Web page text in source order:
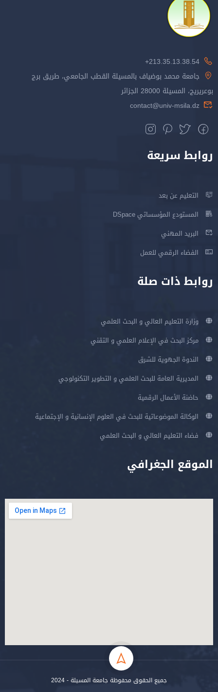
213.35.13.38.54+
جامعة محمد بوضياف بالمسيلة القطب الجامعي، طريق برج
بوعريريج، المسيلة 28000 الجزائر
contact@univ-msila.dz
روابط سريعة
التعليم عن بعد
المستودع المؤسساتي DSpace
البريد المهني
الفضاء الرقمي للعمل
روابط ذات صلة
وزارة التعليم العالي و البحث العلمي
مركز البحث في الإعلام العلمي و التقني
الندوة الجهوية للشرق
المديرية العامة للبحث العلمي و التطوير التكنولوجي
حاضنة الأعمال الرقمية
الوكالة الموضوعاتية للبحث في العلوم الإنسانية و الإجتماعية
فضاء التعليم العالي و البحث العلمي
الموقع الجغرافي
جميع الحقوق محفوظة جامعة المسيلة - 2024